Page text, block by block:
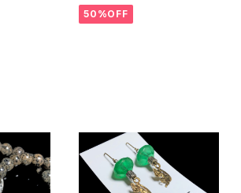
50%OFF